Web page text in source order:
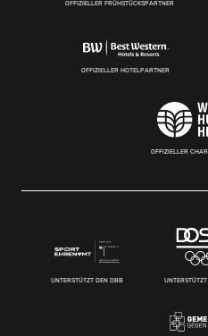
OFFIZIELLER FRÜHSTÜCKSPARTNER
OFFIZIELLER HOTELPARTNER
OFFIZIELLER
UNTERSTÜTZT DEN DBB